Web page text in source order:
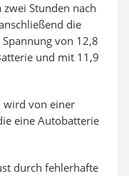
Stunden nach
die
von 12,8
und mit 11,9
wird von einer
eine Autobatterie
durch fehlerhafte